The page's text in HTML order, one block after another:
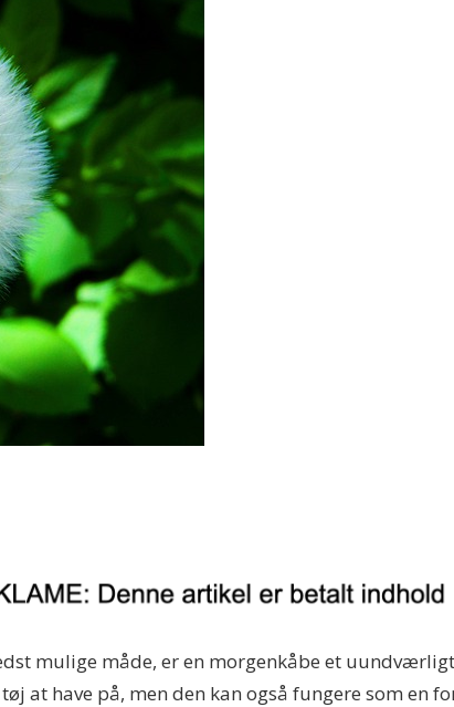
mulige måde, er en morgenkåbe et
at have på, men den kan også fungere som en